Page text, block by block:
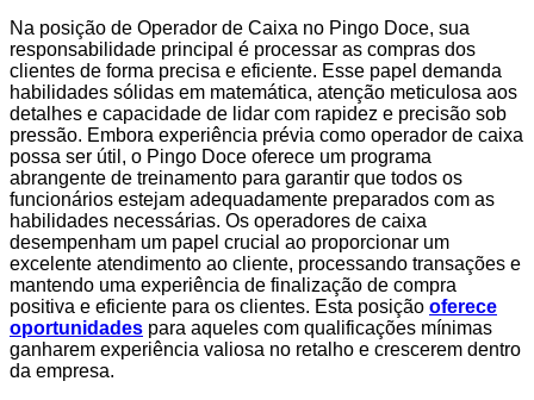
Na posição de Operador de Caixa no Pingo Doce, sua
responsabilidade principal é processar as compras dos
clientes de forma precisa e eficiente. Esse papel demanda
habilidades sólidas em matemática, atenção meticulosa aos
detalhes e capacidade de lidar com rapidez e precisão sob
pressão. Embora experiência prévia como operador de caixa
possa ser útil, o Pingo Doce oferece um programa
abrangente de treinamento para garantir que todos os
funcionários estejam adequadamente preparados com as
habilidades necessárias. Os operadores de caixa
desempenham um papel crucial ao proporcionar um
excelente atendimento ao cliente, processando transações e
mantendo uma experiência de finalização de compra
positiva e eficiente para os clientes. Esta posição oferece
oportunidades para aqueles com qualificações mínimas
ganharem experiência valiosa no retalho e crescerem dentro
da empresa.